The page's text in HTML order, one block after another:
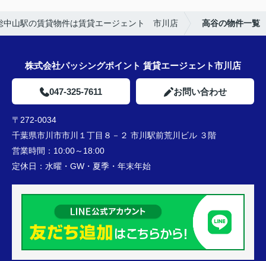
中山駅の賃貸物件は賃貸エージェント 市川店 高谷の物件一覧
株式会社パッシングポイント 賃貸エージェント市川店
047-325-7611 お問い合わせ
〒272-0034
千葉県市川市市川１丁目８－２ 市川駅前荒川ビル ３階
営業時間： 10:00～18:00
定休日： 水曜・GW・夏季・年末年始